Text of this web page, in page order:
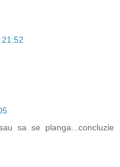
sa se planga...concluzie